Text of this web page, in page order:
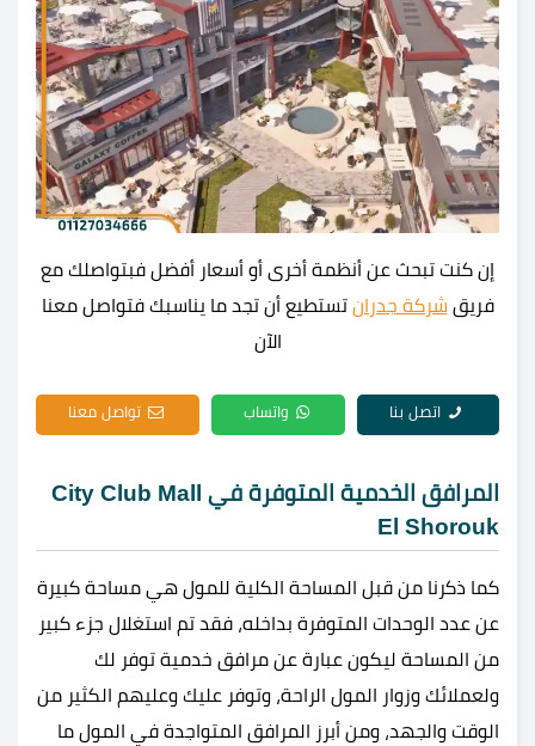
إن كنت تبحث عن أنظمة أخرى أو أسعار أفضل فبتواصلك مع
فريق شركة جدران تستطيع أن تجد ما يناسبك فتواصل معنا
الآن
اتصل بنا واتساب تواصل معنا
المرافق الخدمية المتوفرة في City Club Mall
El Shorouk
كما ذكرنا من قبل المساحة الكلية للمول هي مساحة كبيرة
عن عدد الوحدات المتوفرة بداخله، فقد تم استغلال جزء كبير
من المساحة ليكون عبارة عن مرافق خدمية توفر لك
ولعملائك وزوار المول الراحة، وتوفر عليك وعليهم الكثير من
الوقت والجهد، ومن أبرز المرافق المتواجدة في المول ما